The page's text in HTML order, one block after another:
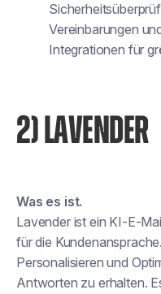
Vereinbarungen
Integrationen für
2) LAVENDER
Was es ist.
Lavender ist ein KI-E-
für die
Personalisieren und
Antworten zu erhalten.